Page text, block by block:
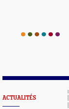
ACTUALITÉS